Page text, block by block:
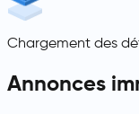
Chargement des
Annonces